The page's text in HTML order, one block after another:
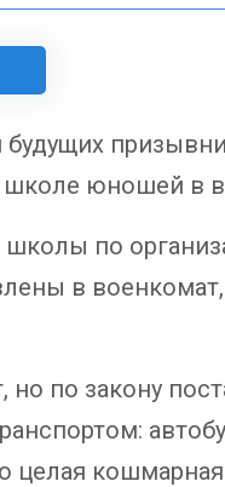
будущих
юношей в
школы по
в
по закону
целая